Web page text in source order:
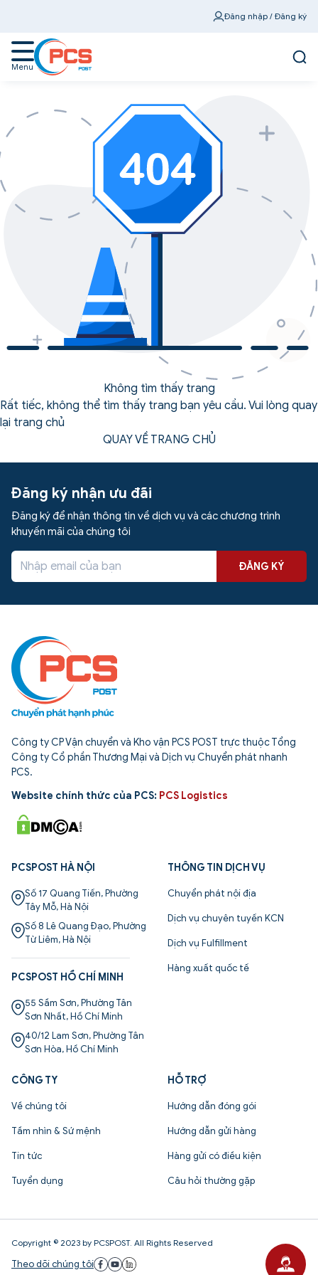
Đăng nhập / Đăng ký
Menu
Không tìm thấy trang
Rất tiếc, không thể tìm thấy trang bạn yêu cầu. Vui lòng quay
lại trang chủ
QUAY VỀ TRANG CHỦ
Đăng ký nhận ưu đãi
Đăng ký để nhận thông tin về dịch vụ và các chương trình
khuyến mãi của chúng tôi
ĐĂNG KÝ
Công ty CP Vận chuyển và Kho vận PCS POST trực thuộc Tổng
Công ty Cổ phần Thương Mại và Dịch vụ Chuyển phát nhanh
PCS.
Website chính thức của PCS: PCS Logistics
PCSPOST HÀ NỘI
Số 17 Quang Tiến, Phường
Tây Mỗ, Hà Nội
Số 8 Lê Quang Đạo, Phường
Từ Liêm, Hà Nội
PCSPOST HỒ CHÍ MINH
55 Sầm Sơn, Phường Tân
Sơn Nhất, Hồ Chí Minh
40/12 Lam Sơn, Phường Tân
Sơn Hòa, Hồ Chí Minh
THÔNG TIN DỊCH VỤ
Chuyển phát nội địa
Dịch vụ chuyên tuyến KCN
Dịch vụ Fulfillment
Hàng xuất quốc tế
CÔNG TY
Về chúng tôi
Tầm nhìn & Sứ mệnh
Tin tức
Tuyển dụng
HỖ TRỢ
Hướng dẫn đóng gói
Hướng dẫn gửi hàng
Hàng gửi có điều kiện
Câu hỏi thường gặp
Copyright © 2023 by PCSPOST. All Rights Reserved
Theo dõi chúng tôi